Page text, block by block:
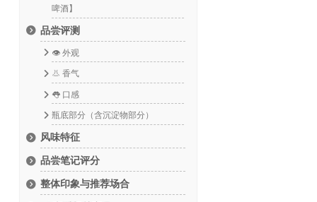
啤酒】
品尝评测
👁️ 外观
👃 香气
👅 口感
瓶底部分（含沉淀物部分）
风味特征
品尝笔记评分
整体印象与推荐场合